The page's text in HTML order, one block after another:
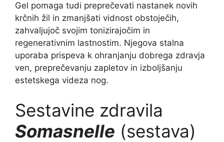
Gel pomaga tudi preprečevati nastanek novih
krčnih žil in zmanjšati vidnost obstoječih,
zahvaljujoč svojim tonizirajočim in
regenerativnim lastnostim. Njegova stalna
uporaba prispeva k ohranjanju dobrega zdravja
ven, preprečevanju zapletov in izboljšanju
estetskega videza nog.
Sestavine zdravila
Somasnelle (sestava)